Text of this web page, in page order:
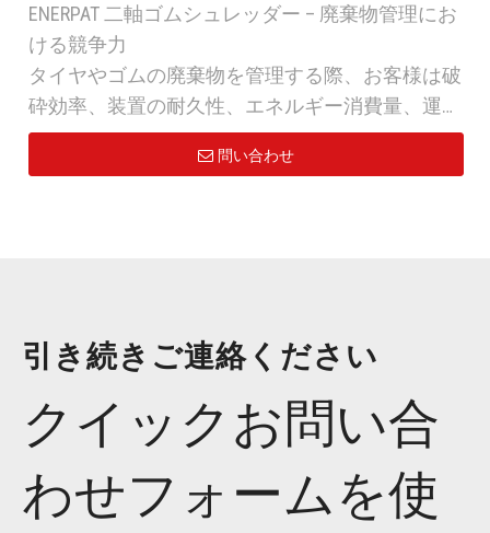
ENERPAT 二軸ゴムシュレッダー – 廃棄物管理にお
ける競争力
タイヤやゴムの廃棄物を管理する際、お客様は破
砕効率、装置の耐久性、エネルギー消費量、運用
コストを優先します。 ENERPAT MSB-E シリーズ
デュアルシャフト ラバー シュレッダーは、これ
します。低ノイズ、低エネルギー消費、高出力に
めることができます。
問い合わせ
引き続きご連絡ください
クイックお問い合
わせフォームを使